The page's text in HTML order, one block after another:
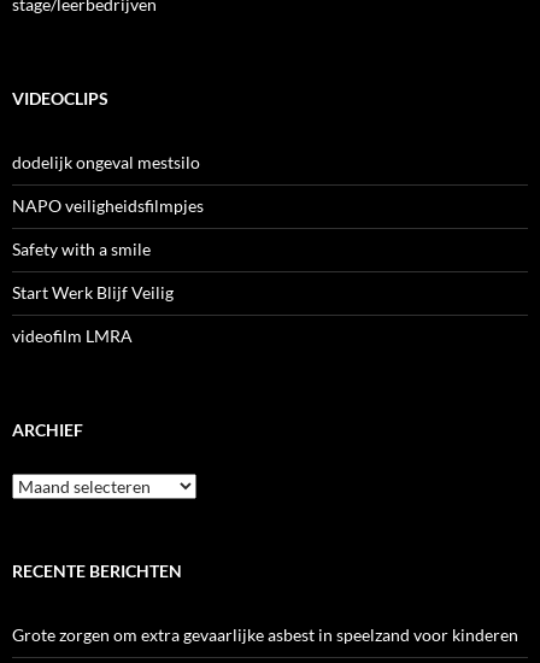
VIDEOCLIPS
dodelijk ongeval mestsilo
NAPO veiligheidsfilmpjes
Safety with a smile
Start Werk Blijf Veilig
videofilm LMRA
ARCHIEF
Archief
RECENTE BERICHTEN
Grote zorgen om extra gevaarlijke asbest in speelzand voor kinderen